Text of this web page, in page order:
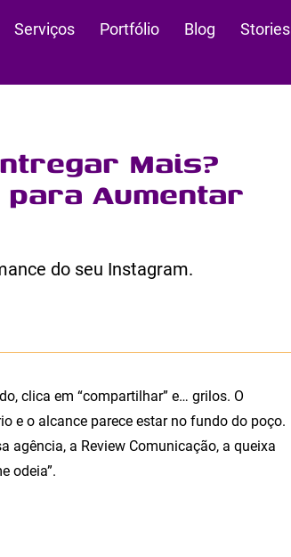
Serviços Portfólio Blog Stories
Mais?
Aumentar
do seu Instagram.
clica em “compartilhar” e… grilos. O
e o alcance parece estar no fundo do poço.
agência, a Review Comunicação, a queixa
odeia”.